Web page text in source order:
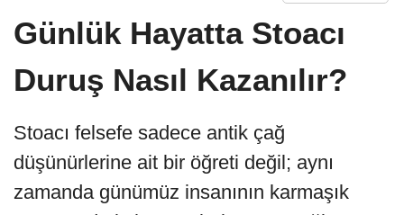
Günlük Hayatta Stoacı
Duruş Nasıl Kazanılır?
Stoacı felsefe sadece antik çağ
düşünürlerine ait bir öğreti değil; aynı
zamanda günümüz insanının karmaşık